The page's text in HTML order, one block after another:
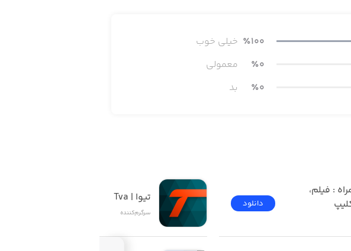
٪100
خیلی خوب
٪0
معمولی
٪0 بد
دانلود تیوا | Tva
سرگرم‌کننده